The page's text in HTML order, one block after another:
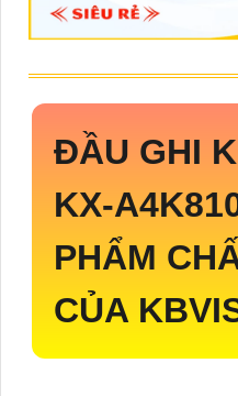
ĐẦU GHI
KX-
PHẨM
CỦA